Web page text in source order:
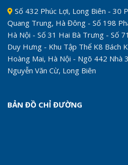
Số 432 Phúc Lợi, Long Biên - 30
Quang Trung, Hà Đông - Số 198
Hà Nội - Số 31 Hai Bà Trưng - Số
Duy Hưng - Khu Tập Thể K8 Bách
Hoàng Mai, Hà Nội - Ngõ 442 Nhà
Nguyễn Văn Cừ, Long Biên
BẢN ĐỒ CHỈ ĐƯỜNG